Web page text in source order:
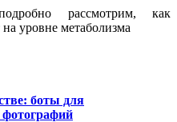
рассмотрим, как
на уровне метаболизма
боты для